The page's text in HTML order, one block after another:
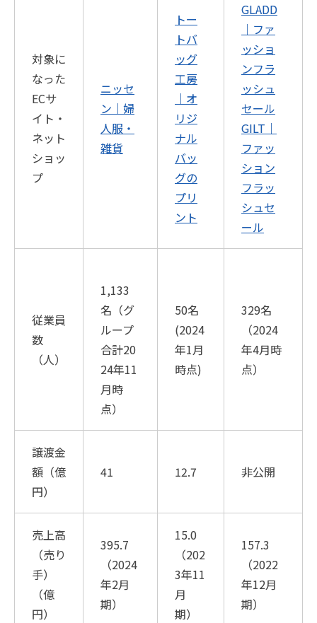
対象に
なった
ECサ
イト・
ネット
ショッ
プ
ニッセ
ン｜婦
人服・
雑貨
トー
トバ
ッグ
工房
｜オ
リジ
ナル
バッ
グの
プリ
ント
GLADD
｜ファ
ッショ
ンフラ
ッシュ
セール
GILT｜
ファッ
ション
フラッ
シュセ
ール
従業員
数
（人）
1,133
名（グ
ループ
合計20
24年11
月時
点）
50名
(2024
年1月
時点)
329名
（2024
年4月時
点）
譲渡金
額（億
円）
41 12.7 非公開
売上高
（売り
手）
（億
円）
395.7
（2024
年2月
期）
15.0
（202
3年11
月
期）
157.3
（2022
年12月
期）